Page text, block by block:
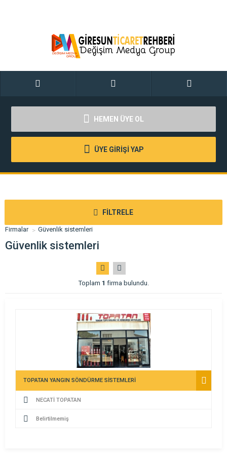
HEMEN ÜYE OL
ÜYE GİRİŞİ YAP
FİLTRELE
Firmalar Güvenlik sistemleri
Güvenlik sistemleri
Toplam 1 firma bulundu.
TOPATAN YANGIN SÖNDÜRME SİSTEMLERİ
NECATİ TOPATAN
Belirtilmemiş